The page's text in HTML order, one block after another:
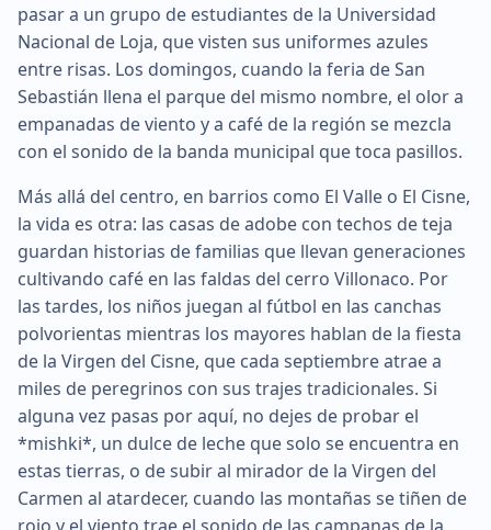
pasar a un grupo de estudiantes de la Universidad
Nacional de Loja, que visten sus uniformes azules
entre risas. Los domingos, cuando la feria de San
Sebastián llena el parque del mismo nombre, el olor a
empanadas de viento y a café de la región se mezcla
con el sonido de la banda municipal que toca pasillos.
Más allá del centro, en barrios como El Valle o El Cisne,
la vida es otra: las casas de adobe con techos de teja
guardan historias de familias que llevan generaciones
cultivando café en las faldas del cerro Villonaco. Por
las tardes, los niños juegan al fútbol en las canchas
polvorientas mientras los mayores hablan de la fiesta
de la Virgen del Cisne, que cada septiembre atrae a
miles de peregrinos con sus trajes tradicionales. Si
alguna vez pasas por aquí, no dejes de probar el
*mishki*, un dulce de leche que solo se encuentra en
estas tierras, o de subir al mirador de la Virgen del
Carmen al atardecer, cuando las montañas se tiñen de
rojo y el viento trae el sonido de las campanas de la